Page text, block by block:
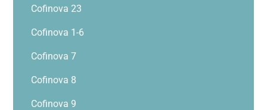
Cofinova 23
Cofinova 1-6
Cofinova 7
Cofinova 8
Cofinova 9